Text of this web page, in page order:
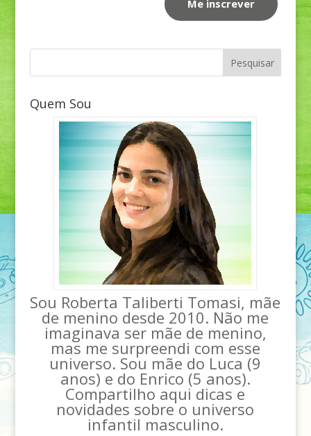
Quem Sou
Sou Roberta Taliberti Tomasi, mãe
de menino desde 2010. Não me
imaginava ser mãe de menino,
mas me surpreendi com esse
universo. Sou mãe do Luca (9
anos) e do Enrico (5 anos).
Compartilho aqui dicas e
novidades sobre o universo
infantil masculino.